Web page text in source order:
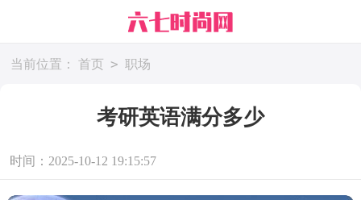
当前位置： 首页 > 职场
考研英语满分多少
时间：2025-10-12 19:15:57